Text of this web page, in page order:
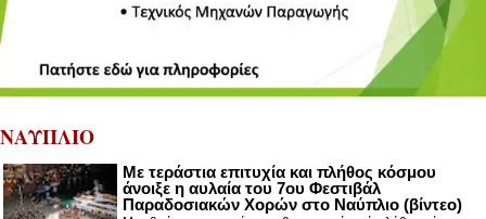
ΝΑΥΠΛΙΟ
Με τεράστια επιτυχία και πλήθος κόσμου
άνοιξε η αυλαία του 7ου Φεστιβάλ
Παραδοσιακών Χορών στο Ναύπλιο (βίντεο)